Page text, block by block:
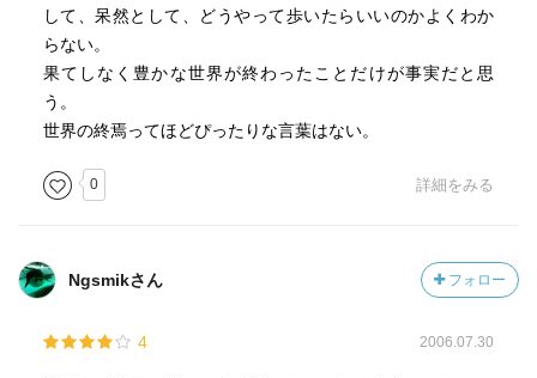
語ることの、書くことの本質は、誰かに意思を届け、伝え
るという郵便的な作用である。その限りに於いて言葉と
は、およそ考え得るあらゆる誤謬を孕んだ、とても厄介な
代物である。ゆえに人は、言葉の呪われた作用を知る人
は、言葉以外の全てを運ぶ、極めて洗練された修辞である
ならば、そんな彼が語り出した意味は明らかだろう。彼は
沈黙を目指した。死について、死者について、一人黙する
して、呆然として、どうやって歩いたらいいのかよくわか
らない。
果てしなく豊かな世界が終わったことだけが事実だと思
う。
世界の終焉ってほどぴったりな言葉はない。
0 詳細をみる
Ngsmikさん フォロー
4 2006.07.30